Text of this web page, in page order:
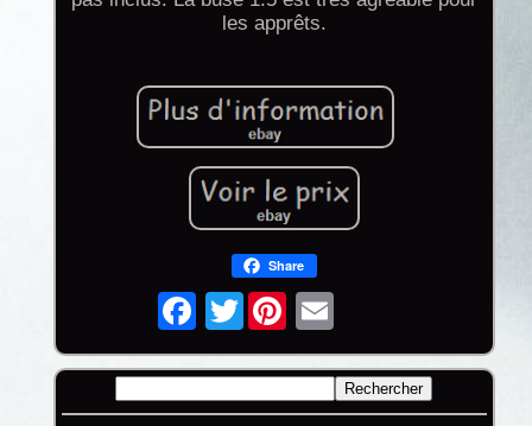
les apprêts.
Share
Twitter